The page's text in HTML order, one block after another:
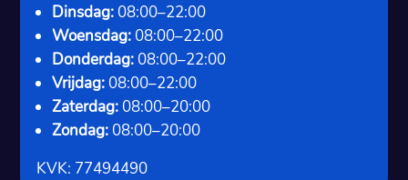
Dinsdag: 08:00–22:00
Woensdag: 08:00–22:00
Donderdag: 08:00–22:00
Vrijdag: 08:00–22:00
Zaterdag: 08:00–20:00
Zondag: 08:00–20:00
KVK: 77494490